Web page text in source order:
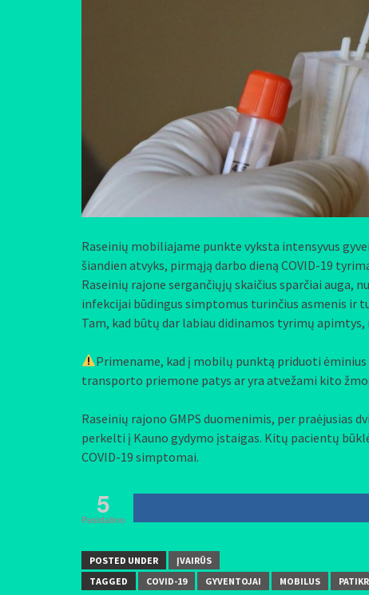
Raseinių mobiliajame punkte vyksta intensyvus
šiandien atvyks, pirmąją darbo dieną COVID-19
Raseinių rajone sergančiųjų skaičius sparčiai
infekcijai būdingus simptomus turinčius asmenis ir
Tam, kad būtų dar labiau didinamos tyrimų
Primename, kad į mobilų punktą priduoti
transporto priemone patys ar yra atvežami kito
Raseinių rajono GMPS duomenimis, per praėjusias
perkelti į Kauno gydymo įstaigas. Kitų pacientų
COVID-19 simptomai.
5
Pasidalino
POSTED UNDER
ĮVAIRŪS
TAGGED
COVID-19 GYVENTOJAI MOBILUS